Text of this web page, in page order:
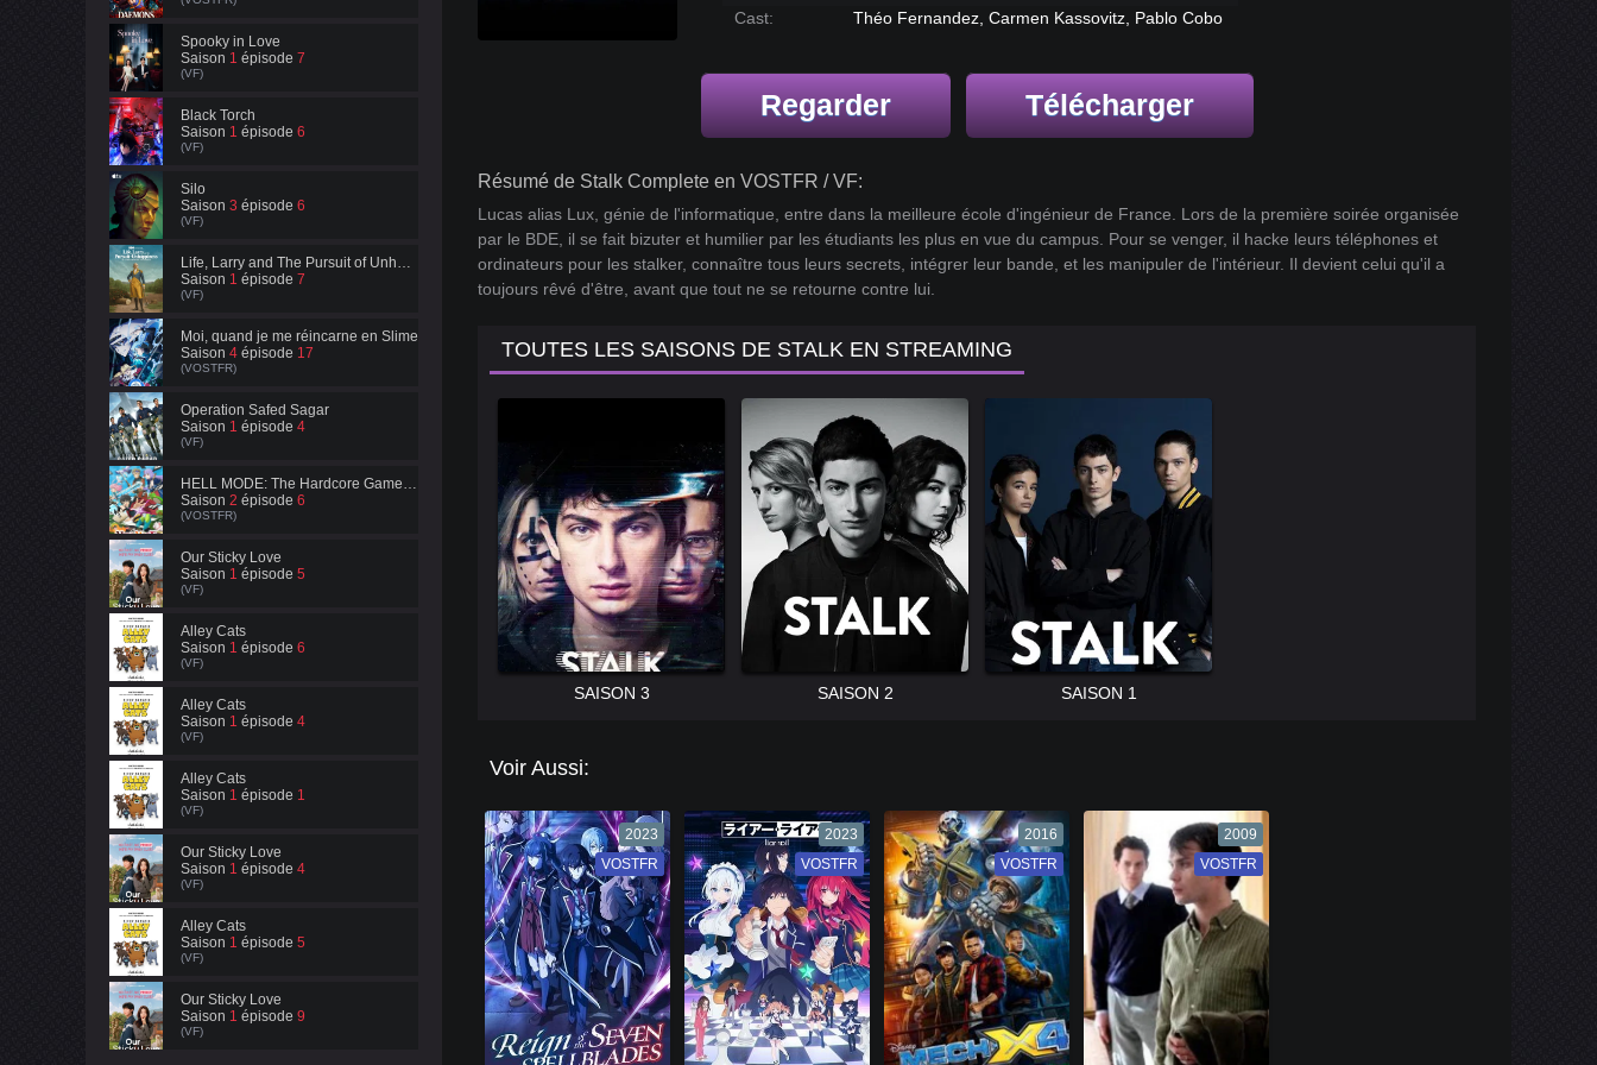
Spooky in Love
Saison 1 épisode 7
(VF)
Black Torch
Saison 1 épisode 6
(VF)
Silo
Saison 3 épisode 6
(VF)
Life, Larry and The Pursuit of Unhappiness
Saison 1 épisode 7
(VF)
Moi, quand je me réincarne en Slime
Saison 4 épisode 17
(VOSTFR)
Operation Safed Sagar
Saison 1 épisode 4
(VF)
HELL MODE: The Hardcore Gamer Dominates in Another World with Garbage Balancing
Saison 2 épisode 6
(VOSTFR)
Our Sticky Love
Saison 1 épisode 5
(VF)
Alley Cats
Saison 1 épisode 6
(VF)
Alley Cats
Saison 1 épisode 4
(VF)
Alley Cats
Saison 1 épisode 1
(VF)
Our Sticky Love
Saison 1 épisode 4
(VF)
Alley Cats
Saison 1 épisode 5
(VF)
Our Sticky Love
Saison 1 épisode 9
(VF)
Cast:
Théo Fernandez, Carmen Kassovitz, Pablo Cobo
Regarder Télécharger
Résumé de Stalk Complete en VOSTFR / VF:
Lucas alias Lux, génie de l'informatique, entre dans la meilleure école d'ingénieur de France. Lors de la première soirée organisée
par le BDE, il se fait bizuter et humilier par les étudiants les plus en vue du campus. Pour se venger, il hacke leurs téléphones et
ordinateurs pour les stalker, connaître tous leurs secrets, intégrer leur bande, et les manipuler de l'intérieur. Il devient celui qu'il a
toujours rêvé d'être, avant que tout ne se retourne contre lui.
TOUTES LES SAISONS DE STALK EN STREAMING
SAISON 3 SAISON 2 SAISON 1
Voir Aussi:
2023
VF
VOSTFR
2023
VF
VOSTFR
2016
VF
VOSTFR
2009
VF
VOSTFR